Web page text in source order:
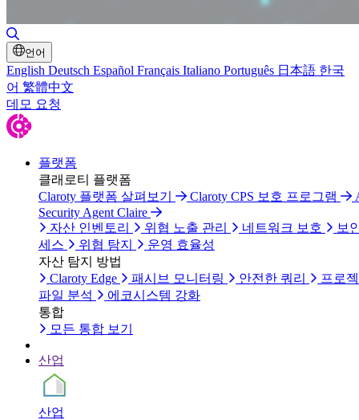
언어
English Deutsch Español Français Italiano Português 日本語 한국
어 繁體中文
데모 요청
플랫폼
클래로티 플랫폼
Claroty 플랫폼 살펴보기
Claroty CPS 보호 프로그램
Security Agent Claire
자산 인벤토리
위협 노출 관리 네트워크 보호
보
세스
위협 탐지
운영 효율성
자산 탐지 방법
Claroty Edge
패시브 모니터링 안전한 쿼리
프로
파일 분석
에코시스템 강화
통합
모든 통합 보기
산업
산업